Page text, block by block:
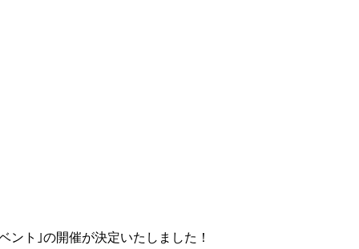
ント｣の開催が決定いたしました！